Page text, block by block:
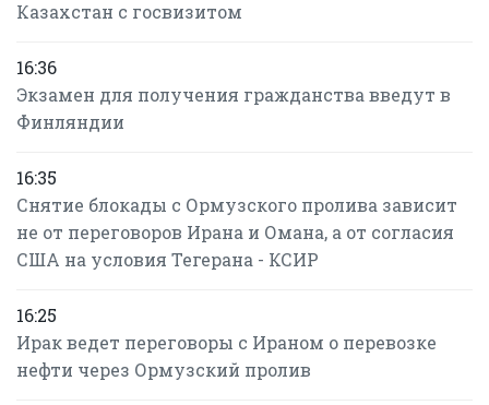
Казахстан с госвизитом
16:36
Экзамен для получения гражданства введут в
Финляндии
16:35
Снятие блокады с Ормузского пролива зависит
не от переговоров Ирана и Омана, а от согласия
США на условия Тегерана - КСИР
16:25
Ирак ведет переговоры с Ираном о перевозке
нефти через Ормузский пролив